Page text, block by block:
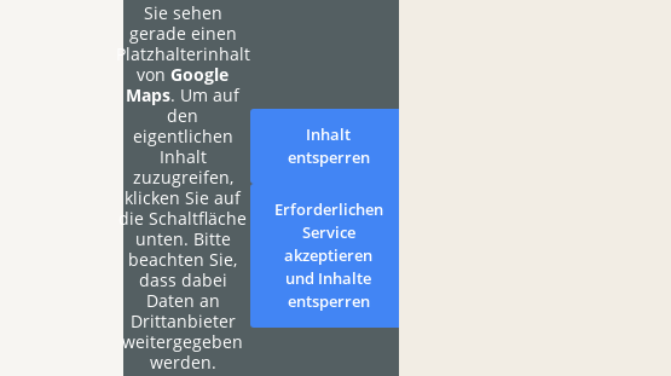
Sie sehen
gerade einen
Platzhalterinhalt
von Google
Maps. Um auf
den
eigentlichen
Inhalt
zuzugreifen,
klicken Sie auf
die Schaltfläche
unten. Bitte
beachten Sie,
dass dabei
Daten an
Drittanbieter
weitergegeben
werden.
Inhalt
entsperren
Erforderlichen
Service
akzeptieren
und Inhalte
entsperren